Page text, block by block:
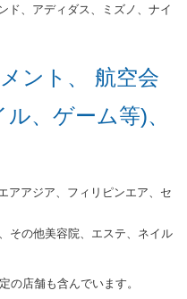
ド、アディダス、ミズノ、ナイ
ント、 航空会
、ゲーム等)、
アアジア、フィリピンエア、セ
その他美容院、エステ、ネイル
の店舗も含んでいます。